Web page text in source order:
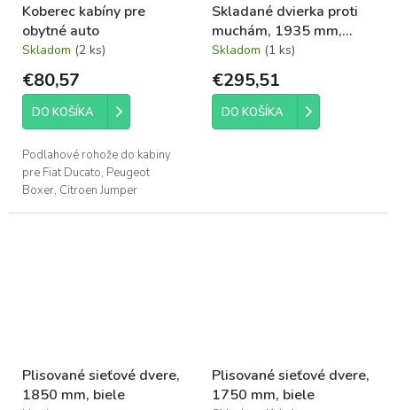
Koberec kabíny pre
obytné auto
Skladom (2 ks)
€80,57
DO KOŠÍKA
Podlahové rohože do kabiny
pre Fiat Ducato, Peugeot
Boxer, Citroen Jumper
Skladané dvierka proti
muchám, 1935 mm,
biele
Skladom (1 ks)
€295,51
DO KOŠÍKA
Plisované sieťové dvere,
1850 mm, biele
Plisované sieťové dvere,
1750 mm, biele